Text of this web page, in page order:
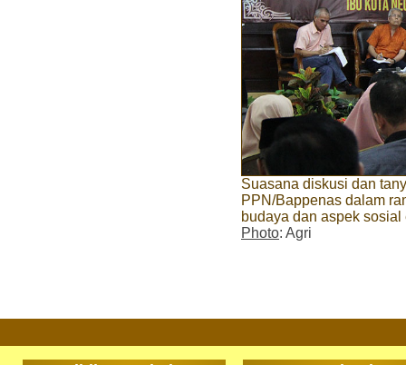
Suasana diskusi dan
PPN/Bappenas dalam
budaya dan aspek
Photo: Agri